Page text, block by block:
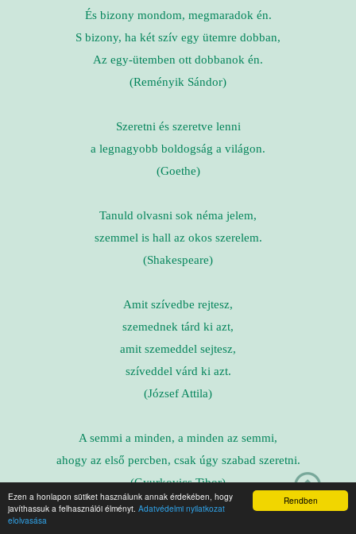
Rendben
Ezen a honlapon sütiket használunk annak érdekében, hogy
javíthassuk a felhasználói élményt. Adatvédelmi nyilatkozat
elolvasása
És bizony mondom, megmaradok én.
S bizony, ha két szív egy ütemre dobban,
Az egy-ütemben ott dobbanok én.
(Reményik Sándor)
Szeretni és szeretve lenni
a legnagyobb boldogság a világon.
(Goethe)
Tanuld olvasni sok néma jelem,
szemmel is hall az okos szerelem.
(Shakespeare)
Amit szívedbe rejtesz,
szemednek tárd ki azt,
amit szemeddel sejtesz,
szíveddel várd ki azt.
(József Attila)
A semmi a minden, a minden az semmi,
ahogy az első percben, csak úgy szabad szeretni.
(Gyurkovics Tibor)